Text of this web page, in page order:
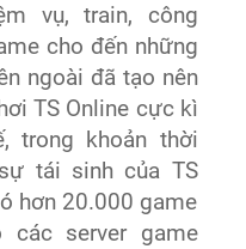
vụ, train, công
cho đến những
ngoài đã tạo nên
TS Online cực kì
trong khoản thời
tái sinh của TS
hơn 20.000 game
server game